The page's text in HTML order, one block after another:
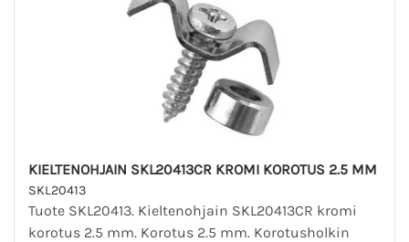
KIELTENOHJAIN SKL20413CR KROMI KOROTUS 2.5 MM
SKL20413
Tuote SKL20413. Kieltenohjain SKL20413CR kromi
korotus 2.5 mm. Korotus 2.5 mm. Korotusholkin